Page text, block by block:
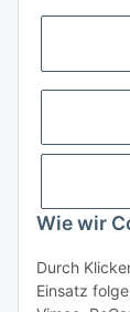
Wie wir
Durch
Einsatz
Vorkasse
Gesetzliche